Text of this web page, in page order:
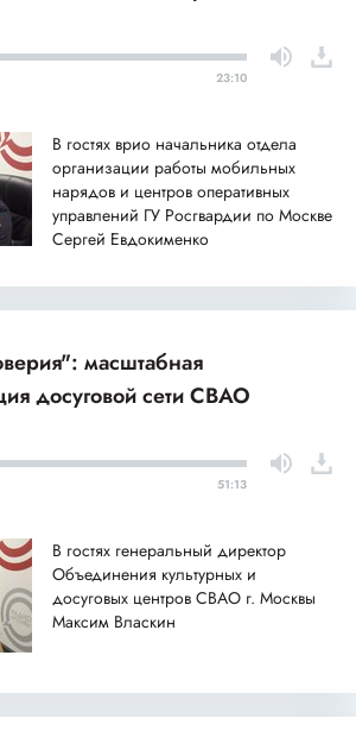
23:10
В гостях врио начальника отдела
организации работы мобильных
нарядов и центров оперативных
управлений ГУ Росгвардии по Москве
Сергей Евдокименко
масштабная
досуговой сети СВАО
51:13
В гостях генеральный директор
Объединения культурных и
досуговых центров СВАО г. Москвы
Максим Власкин